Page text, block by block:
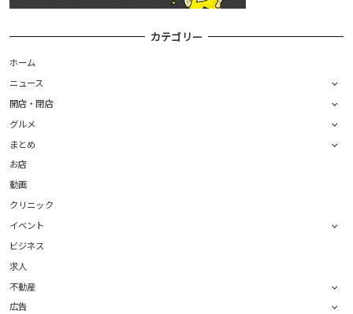
カテゴリー
ホーム
ニュース
開店・閉店
グルメ
まとめ
お店
動画
クリニック
イベント
ビジネス
求人
不動産
広告